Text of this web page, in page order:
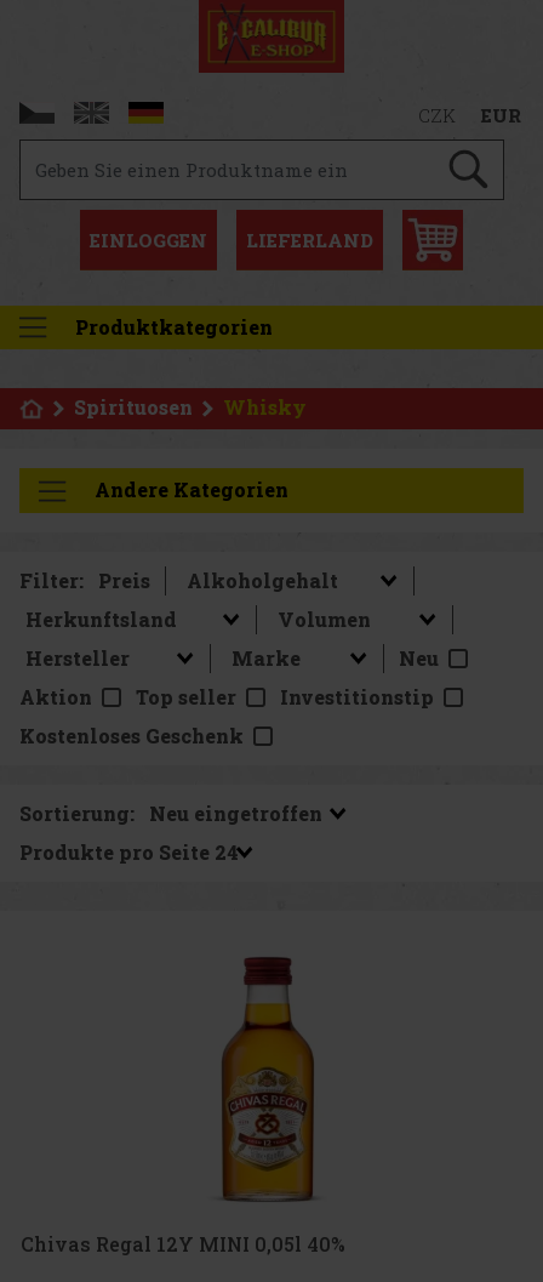
CZK EUR
EINLOGGEN LIEFERLAND
Produktkategorien
Spirituosen Whisky
Andere Kategorien
Filter: Preis
Neu
Aktion
Top seller
Investitionstip
Kostenloses Geschenk
Sortierung:
Produkte pro Seite
Chivas Regal 12Y MINI 0,05l 40%